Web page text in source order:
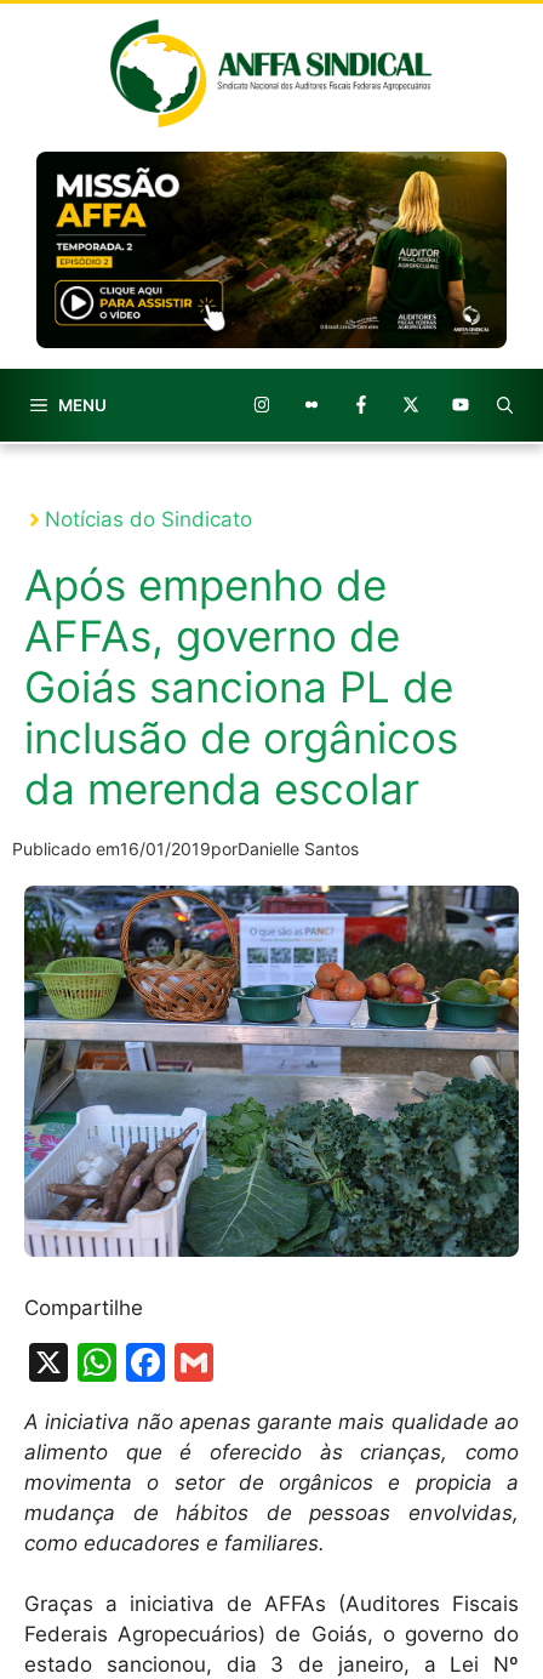
MENU
Notícias do Sindicato
Após empenho de
AFFAs, governo de
Goiás sanciona PL de
inclusão de orgânicos
da merenda escolar
Publicado em16/01/2019porDanielle Santos
Compartilhe
X
W
at
s
A
p
p
F
c
e
b
o
o
k
ai
l
A iniciativa não apenas garante mais qualidade ao
alimento que é oferecido às crianças, como
movimenta o setor de orgânicos e propicia a
mudança de hábitos de pessoas envolvidas,
como educadores e familiares.
Graças a iniciativa de AFFAs (Auditores Fiscais
Federais Agropecuários) de Goiás, o governo do
estado sancionou, dia 3 de janeiro, a Lei Nº